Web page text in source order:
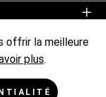
offrir la meilleure
plus.